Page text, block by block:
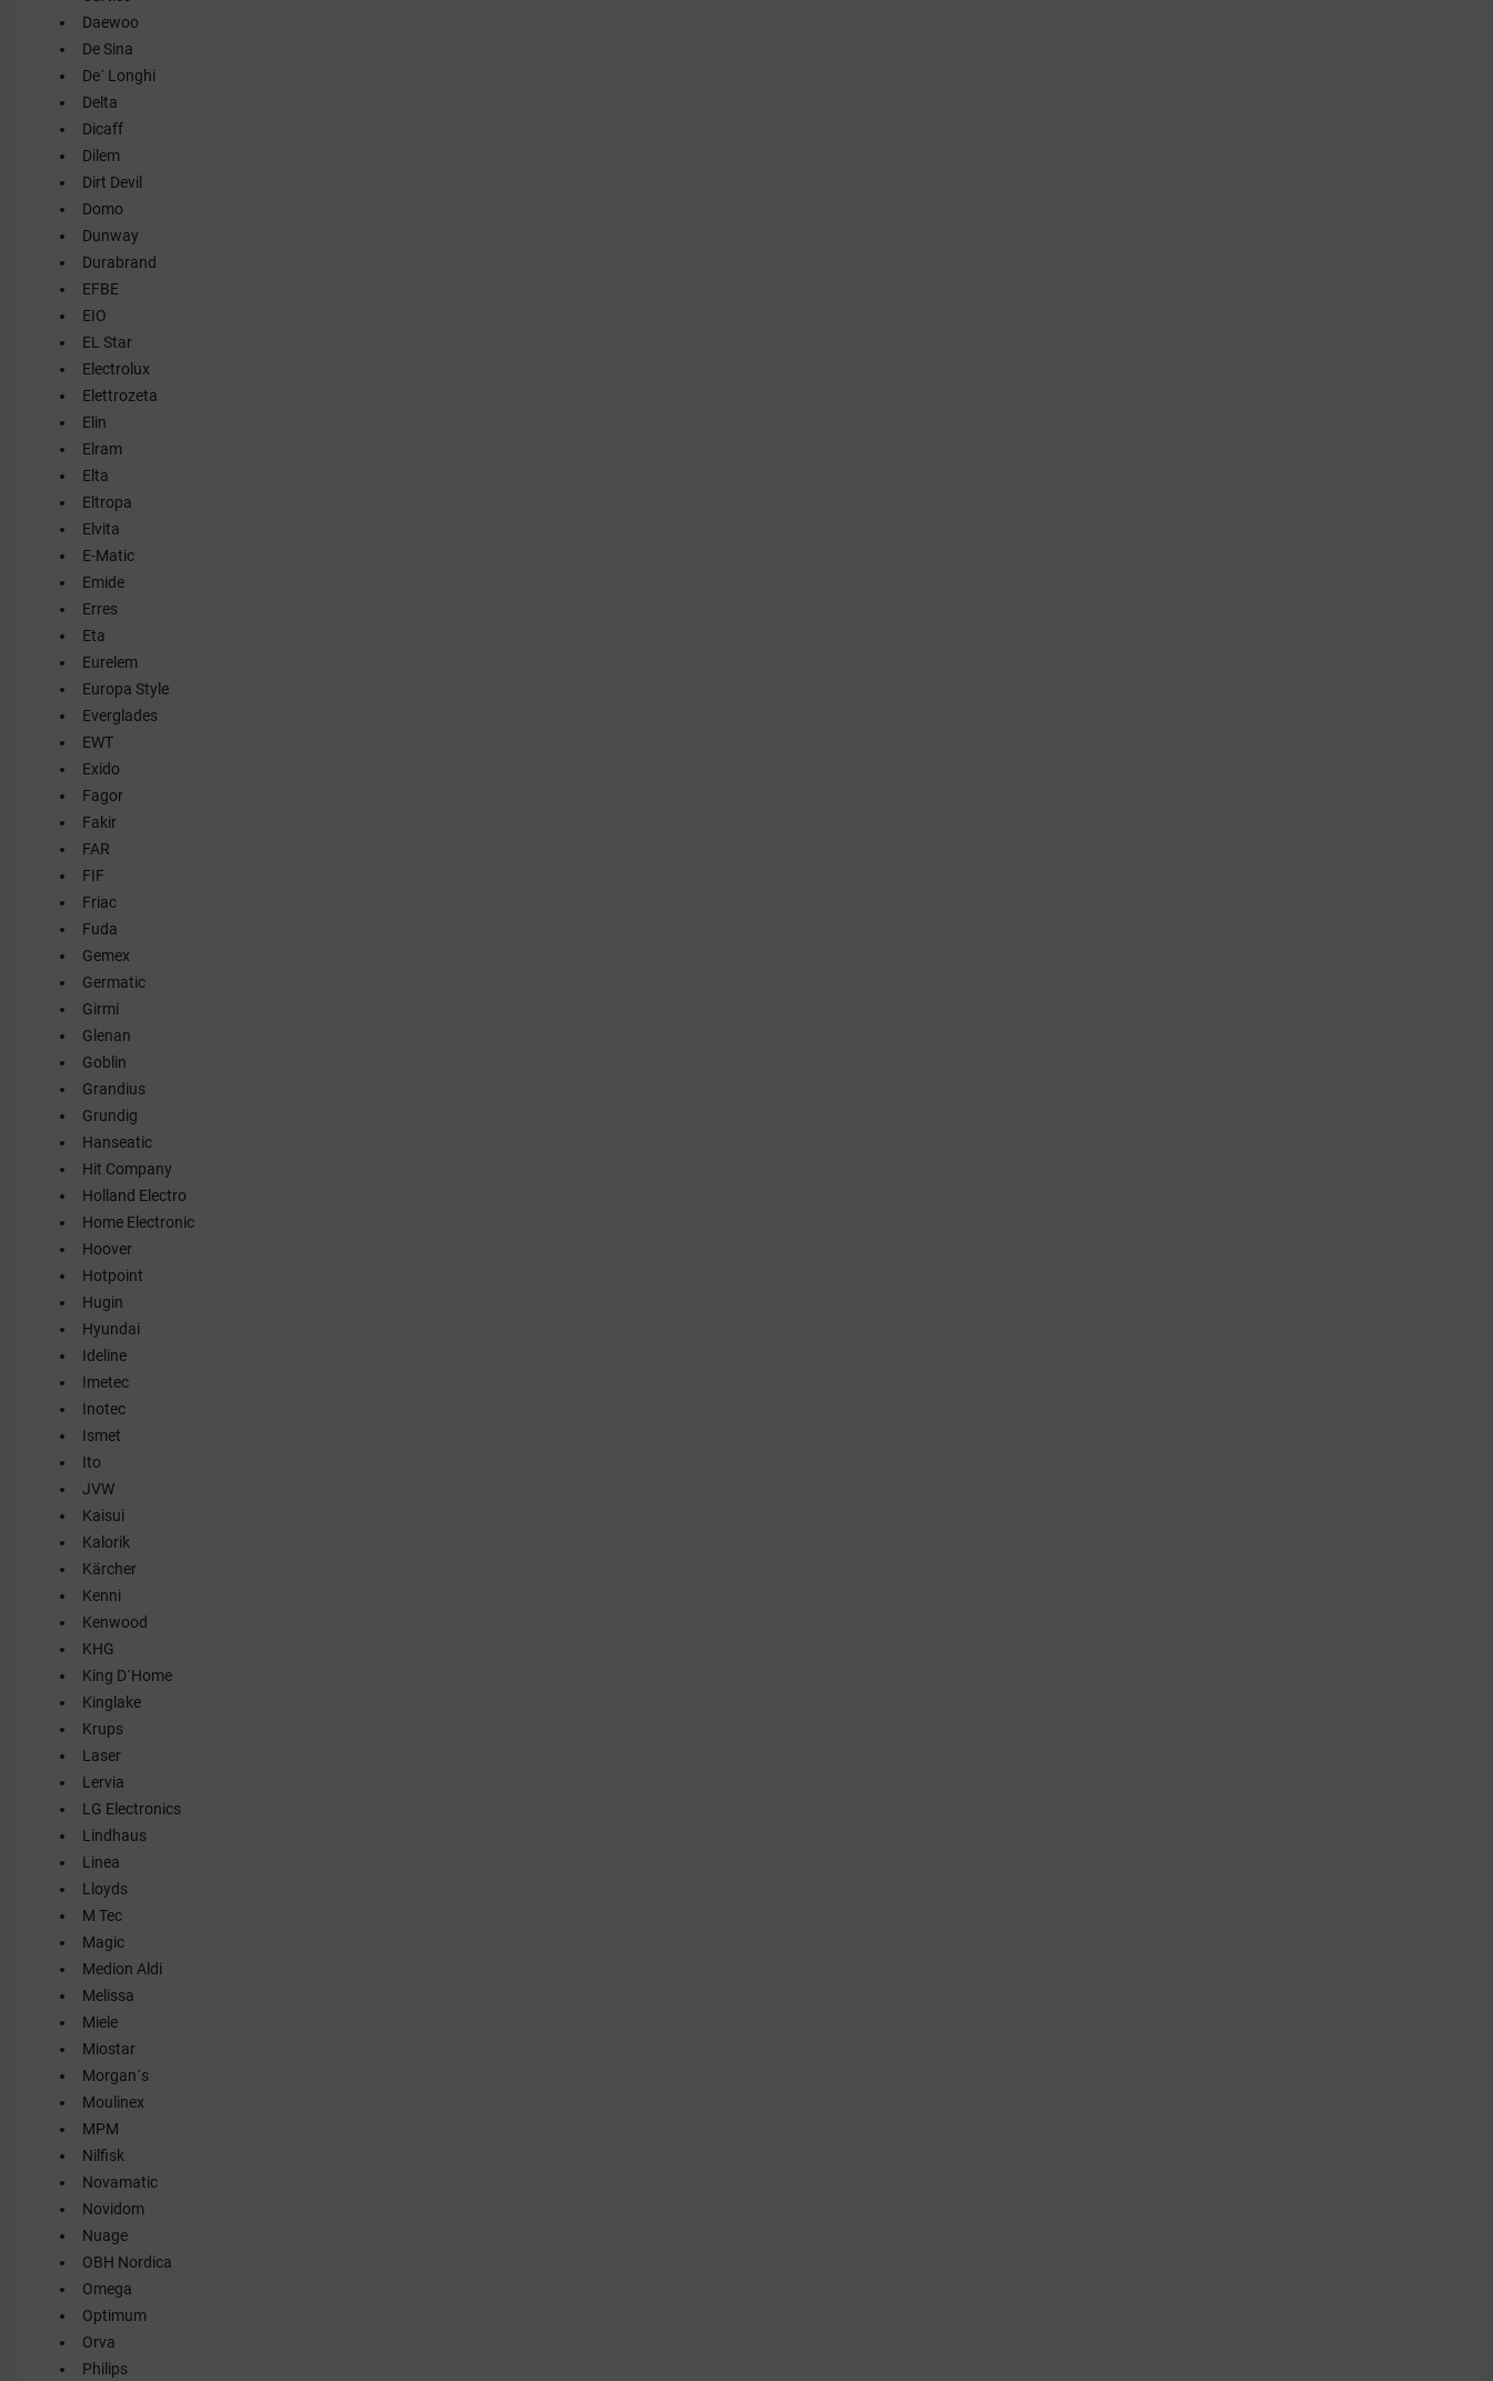
Daewoo
De Sina
De´ Longhi
Delta
Dicaff
Dilem
Dirt Devil
Domo
Dunway
Durabrand
EFBE
EIO
EL Star
Electrolux
Elettrozeta
Elin
Elram
Elta
Eltropa
Elvita
E-Matic
Emide
Erres
Eta
Eurelem
Europa Style
Everglades
EWT
Exido
Fagor
Fakir
FAR
FIF
Friac
Fuda
Gemex
Germatic
Girmi
Glenan
Goblin
Grandius
Grundig
Hanseatic
Hit Company
Holland Electro
Home Electronic
Hoover
Hotpoint
Hugin
Hyundai
Ideline
Imetec
Inotec
Ismet
Ito
JVW
Kaisui
Kalorik
Kärcher
Kenni
Kenwood
KHG
King D´Home
Kinglake
Krups
Laser
Lervia
LG Electronics
Lindhaus
Linea
Lloyds
M Tec
Magic
Medion Aldi
Melissa
Miele
Miostar
Morgan´s
Moulinex
MPM
Nilfisk
Novamatic
Novidom
Nuage
OBH Nordica
Omega
Optimum
Orva
Philips